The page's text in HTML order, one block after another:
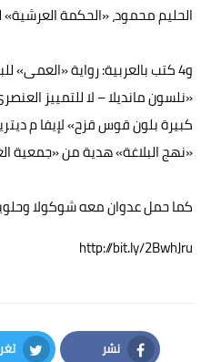
الحليم محمود، «الحكمة العرشية»
و4 كتب بالعربية: رواية «العمى»
«نلسون مانديلا – لا للتمييز
كبيرة بلون قوس قزح» لإيفا م
«نهج البلاغة» هدية من «جمعية
كما حمل عدوان معه شوكولا
http://bit.ly/2BwhJru
نشر